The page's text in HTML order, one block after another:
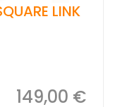
LINK
149,00 €